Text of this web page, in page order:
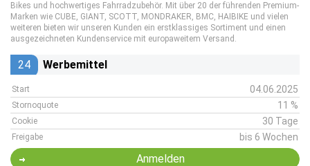
Bikes und hochwertiges Fahrradzubehör. Mit über 20 der führenden Premium-
Marken wie CUBE, GIANT, SCOTT, MONDRAKER, BMC, HAIBIKE und vielen
weiteren bieten wir unseren Kunden ein erstklassiges Sortiment und einen
ausgezeichneten Kundenservice mit europaweitem Versand.
24 Werbemittel
Start 04.06.2025
Stornoquote 11 %
Cookie 30 Tage
Freigabe bis 6 Wochen
Anmelden